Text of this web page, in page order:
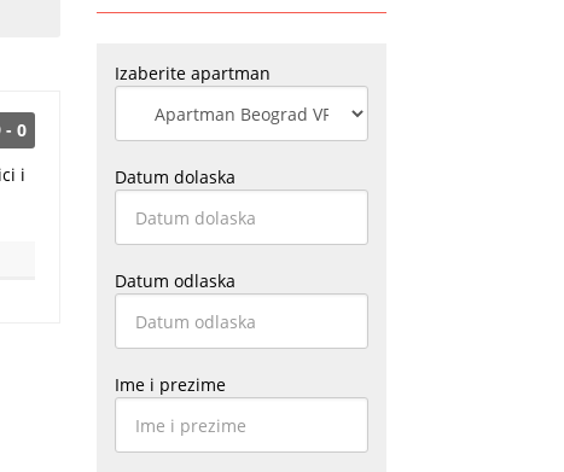
- 0
i
Izaberite apartman
Datum dolaska
Datum odlaska
Ime i prezime